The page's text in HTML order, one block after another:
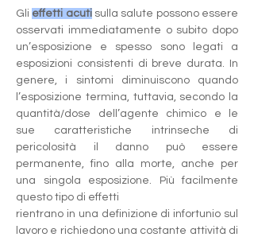
Gli effetti acuti sulla salute possono essere
osservati immediatamente o subito dopo
un’esposizione e spesso sono legati a
esposizioni consistenti di breve durata. In
genere, i sintomi diminuiscono quando
l’esposizione termina, tuttavia, secondo la
quantità/dose dell’agente chimico e le
sue caratteristiche intrinseche di
pericolosità il danno può essere
permanente, fino alla morte, anche per
una singola esposizione. Più facilmente
questo tipo di effetti
rientrano in una definizione di infortunio sul
lavoro e richiedono una costante attività di